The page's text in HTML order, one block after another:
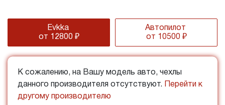
Evkka
от 12800 ₽
Автопилот
от 10500 ₽
К сожалению, на Вашу модель авто, чехлы
данного производителя отсутствуют.
Перейти к
другому производителю